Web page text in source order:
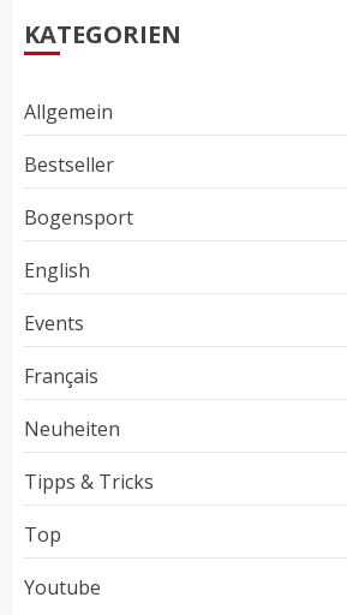
KATEGORIEN
Allgemein
Bestseller
Bogensport
English
Events
Français
Neuheiten
Tipps & Tricks
Top
Youtube